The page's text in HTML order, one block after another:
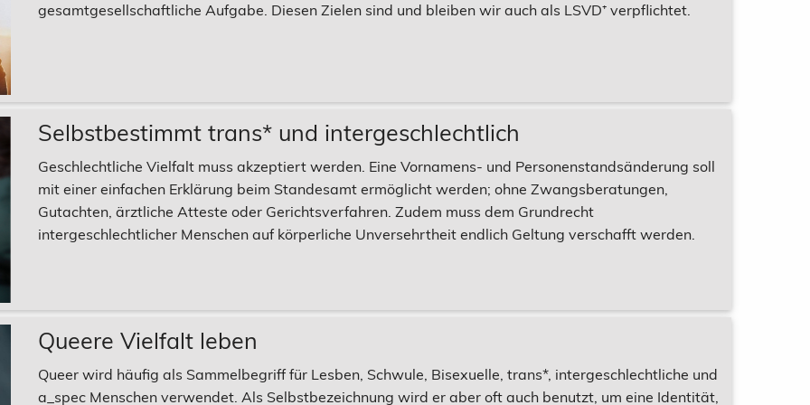
gesamtgesellschaftliche Aufgabe. Diesen Zielen sind und bleiben wir auch als LSVD⁺ verpflichtet.
Selbstbestimmt trans* und intergeschlechtlich
Geschlechtliche Vielfalt muss akzeptiert werden. Eine Vornamens- und Personenstandsänderung soll
mit einer einfachen Erklärung beim Standesamt ermöglicht werden; ohne Zwangsberatungen,
Gutachten, ärztliche Atteste oder Gerichtsverfahren. Zudem muss dem Grundrecht
intergeschlechtlicher Menschen auf körperliche Unversehrtheit endlich Geltung verschafft werden.
Queere Vielfalt leben
Queer wird häufig als Sammelbegriff für Lesben, Schwule, Bisexuelle, trans*, intergeschlechtliche und
a_spec Menschen verwendet. Als Selbstbezeichnung wird er aber oft auch benutzt, um eine Identität,